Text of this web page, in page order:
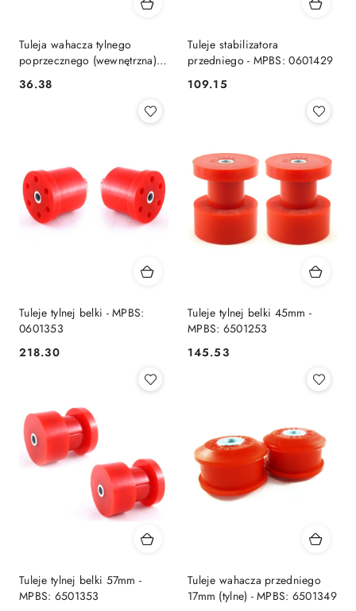
Tuleja wahacza tylnego
poprzecznego (wewnętrzna) -
MPBS: 0604059
Cena:
36.38
Tuleje stabilizatora
przedniego - MPBS: 0601429
Cena:
109.15
Tuleje tylnej belki - MPBS:
0601353
Cena:
218.30
Tuleje tylnej belki 45mm -
MPBS: 6501253
Cena:
145.53
Tuleje tylnej belki 57mm -
MPBS: 6501353
Tuleje wahacza przedniego
17mm (tylne) - MPBS: 6501349